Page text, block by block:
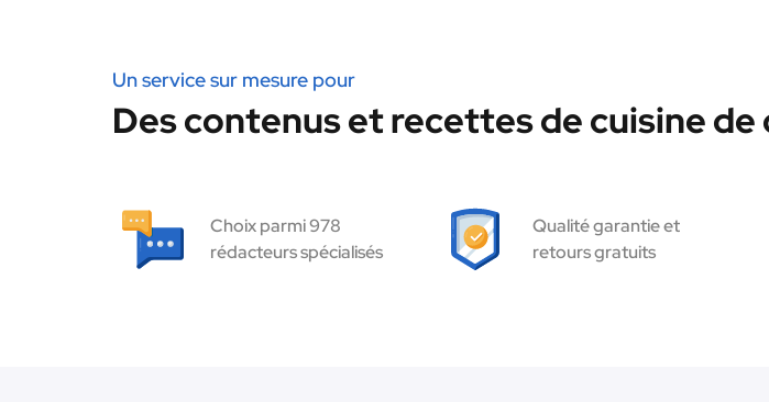
Un service sur mesure pour
Des contenus et recettes de cuisine de
Choix parmi 978
rédacteurs spécialisés
Qualité garantie et
retours gratuits